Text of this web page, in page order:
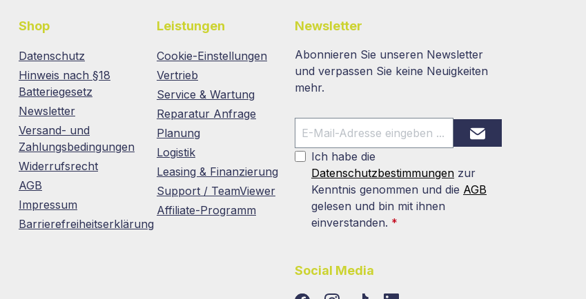
Shop
Datenschutz
Hinweis nach §18
Batteriegesetz
Newsletter
Versand- und
Zahlungsbedingungen
Widerrufsrecht
AGB
Impressum
Barrierefreiheitserklärung
Leistungen
Cookie-Einstellungen
Vertrieb
Service & Wartung
Reparatur Anfrage
Planung
Logistik
Leasing & Finanzierung
Support / TeamViewer
Affiliate-Programm
Newsletter
Abonnieren Sie unseren Newsletter
und verpassen Sie keine Neuigkeiten
mehr.
Ich habe die
Datenschutzbestimmungen zur
Kenntnis genommen und die AGB
gelesen und bin mit ihnen
einverstanden. *
Social Media